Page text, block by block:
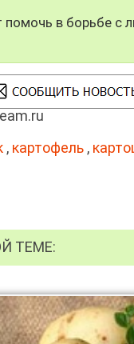
в борьбе с
, картофель ,
ТЕМЕ: